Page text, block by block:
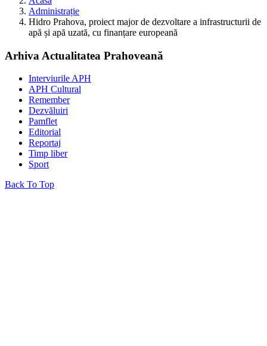
Administrație
Hidro Prahova, proiect major de dezvoltare a infrastructurii de
apă și apă uzată, cu finanțare europeană
Arhiva Actualitatea Prahoveană
Interviurile APH
APH Cultural
Remember
Dezvăluiri
Pamflet
Editorial
Reportaj
Timp liber
Sport
Back To Top